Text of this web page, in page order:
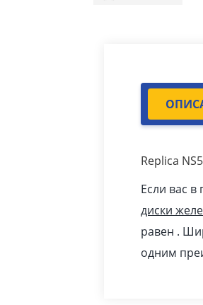
Replica
Если вас в
диски
равен .
одним